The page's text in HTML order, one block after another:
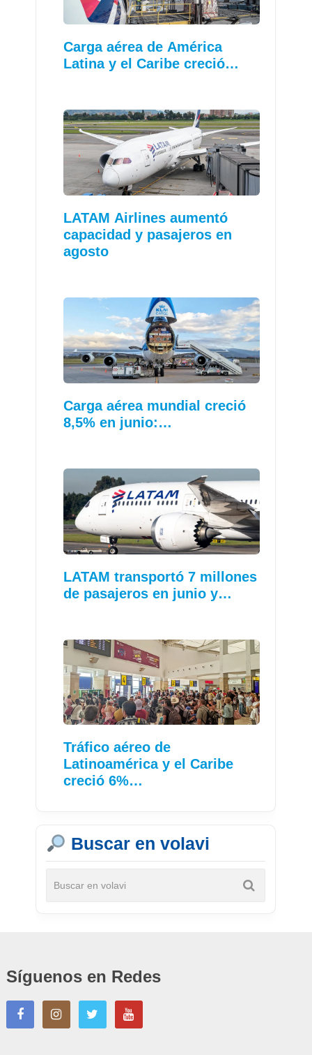
Carga aérea de América
Latina y el Caribe creció…
LATAM Airlines aumentó
capacidad y pasajeros en
agosto
Carga aérea mundial creció
8,5% en junio:…
LATAM transportó 7 millones
de pasajeros en junio y…
Tráfico aéreo de
Latinoamérica y el Caribe
creció 6%…
Buscar en volavi
Síguenos en Redes